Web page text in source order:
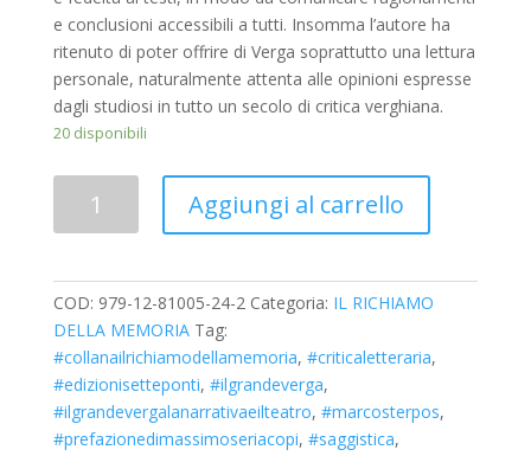
e conclusioni accessibili a tutti. Insomma l’autore ha
ritenuto di poter offrire di Verga soprattutto una lettura
personale, naturalmente attenta alle opinioni espresse
dagli studiosi in tutto un secolo di critica verghiana.
20 disponibili
Aggiungi al carrello
COD: 979-12-81005-24-2 Categoria: IL RICHIAMO
DELLA MEMORIA Tag:
#collanailrichiamodellamemoria, #criticaletteraria,
#edizionisetteponti, #ilgrandeverga,
#ilgrandevergalanarrativaeilteatro, #marcosterpos,
#prefazionedimassimoseriacopi, #saggistica,